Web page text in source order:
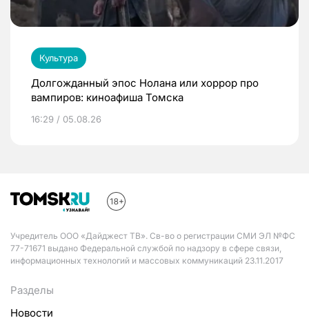
Культура
Долгожданный эпос Нолана или хоррор про
вампиров: киноафиша Томска
16:29 / 05.08.26
Учредитель ООО «Дайджест ТВ». Св-во о регистрации СМИ ЭЛ №ФС
77-71671 выдано Федеральной службой по надзору в сфере связи,
информационных технологий и массовых коммуникаций 23.11.2017
Разделы
Новости